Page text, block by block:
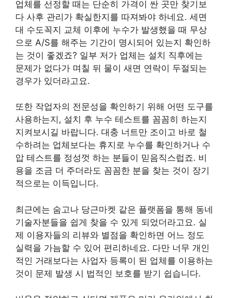
업체를 선정할 때는 단순히 가격이 싼 곳만 찾기보
다 사후 관리가 확실한지를 따져봐야 하네요. 세면
대 수도꼭지 교체 이후에 누수가 발생했을 때 무상
으로 A/S를 해주는 기간이 명시되어 있는지 확인하
는 것이 좋겠죠? 일부 저가 업체는 설치 직후에는
문제가 없다가 며칠 뒤 물이 새면 연락이 두절되는
경우가 있더라고요.
또한 작업자의 전문성을 확인하기 위해 어떤 도구를
사용하는지, 설치 후 누수 테스트를 꼼꼼히 하는지
지켜보시길 바랍니다. 대충 너트만 조이고 바로 철
수하려는 업체보다는 휴지로 누수를 확인하거나 수
압 테스트를 정성껏 하는 분들이 믿음직스럽죠. 비
용을 조금 더 주더라도 꼼꼼한 분을 찾는 것이 장기
적으로는 이득입니다.
최근에는 숨고나 당근마켓 같은 플랫폼을 통해 동네
기술자분들을 쉽게 찾을 수 있게 되었더라고요. 실
제 이용자들의 리뷰와 별점을 확인하면 어느 정도
실력을 가늠할 수 있어 편리하네요. 다만 너무 개인
적인 거래보다는 사업자 등록이 된 업체를 이용하는
것이 문제 발생 시 법적인 보호를 받기 쉽습니다.